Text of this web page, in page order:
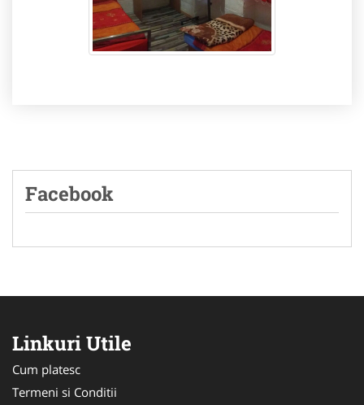
Facebook
Linkuri Utile
Cum platesc
Termeni si Conditii